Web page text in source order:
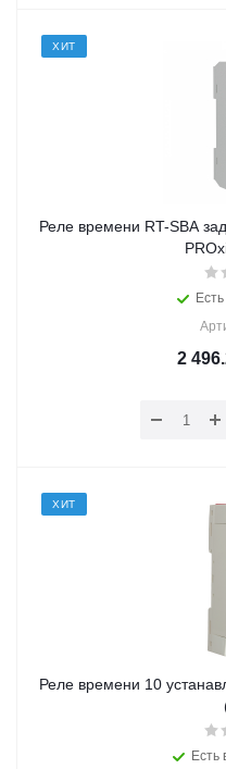
ХИТ
Реле времени RT-SBA
2
ХИТ
Реле времени 10
Есть